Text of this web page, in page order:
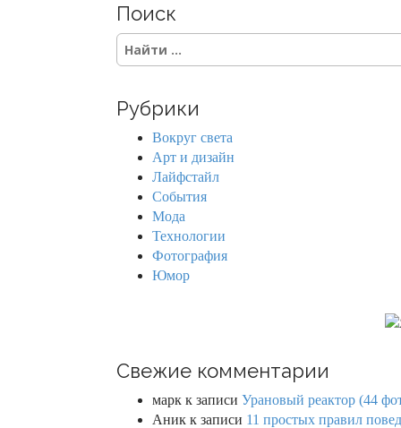
Поиск
S
c
Рубрики
Вокруг света
Арт и дизайн
Лайфстайл
События
Мода
Технологии
Фотография
Юмор
Свежие комментарии
марк к записи Урановый реактор (44
Аник к записи 11 простых правил